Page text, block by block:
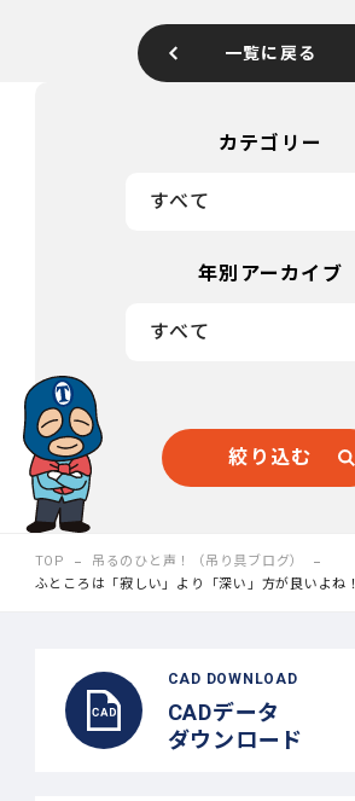
一覧に戻る
カテゴリー
すべて
年別アーカイブ
すべて
絞り込む
TOP
吊るのひと声！（吊り具ブログ）
ふところは「寂しい」より「深い」方が良いよね！
CAD DOWNLOAD
CADデータ
ダウンロード